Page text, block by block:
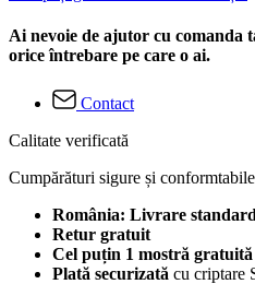
Ai nevoie de ajutor cu comanda
orice întrebare pe care o ai.
Contact
Calitate verificată
Cumpărături sigure și conformtabile
România: Livrare
Retur gratuit
Cel puțin 1 mostră gratuită
Plată securizată cu criptare